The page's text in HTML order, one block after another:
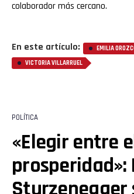
colaborador más cercano.
En este artículo: EMILIA
VICTORIA VILLARRUEL
POLÍTICA
«Elegir entre
prosperidad»:
Sturzenegger